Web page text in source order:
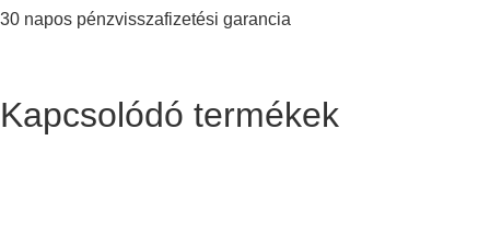
30 napos pénzvisszafizetési garancia
Kapcsolódó termékek